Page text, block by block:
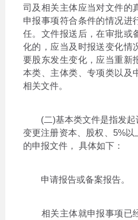
司及相关主体应当对文件的
申报事项符合条件的情况进
任。文件报送后，在审批或
化的，应当及时报送变化情
要股东发生变化，应当重新
本类、主体类、专项类以及
相关文件。
(二)基本类文件是指发起
变更注册资本、股权、5%
的申报文件， 具体如下：
申请报告或备案报告。
相关主体就申报事项已